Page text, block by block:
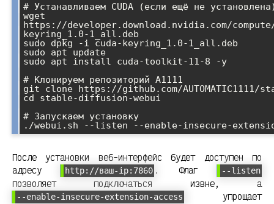
# Устанавливаем CUDA (если ещё не
wget
https://developer.download.nvidia.com/
keyring_1.0-1_all.deb
sudo dpkg -i cuda-keyring_1.0-1_all.deb
sudo apt update
sudo apt install cuda-toolkit-11-8 -y
# Клонируем репозиторий A1111
git clone https://github.com/
cd stable-diffusion-webui
# Запускаем установку
После установки веб-интерфейс будет доступен по
адресу
http://ваш-ip:7860 . Флаг --listen
позволяет подключаться извне, а
--enable-insecure-extension-access
упрощает